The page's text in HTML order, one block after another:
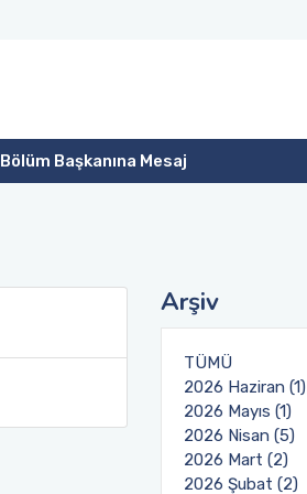
Bölüm Başkanına Mesaj
Arşiv
TÜMÜ
2026 Haziran (1)
2026 Mayıs (1)
2026 Nisan (5)
2026 Mart (2)
2026 Şubat (2)